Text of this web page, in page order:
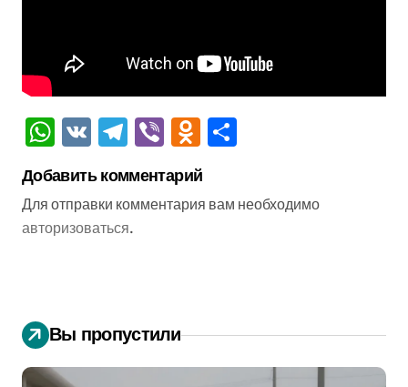
WhatsApp
VK Telegram
ViberOdnoklassniki
Добавить комментарий
Для отправки комментария вам необходимо
авторизоваться.
Вы пропустили